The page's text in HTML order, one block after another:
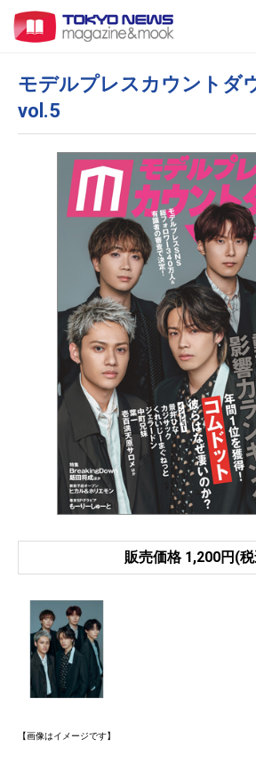
モデルプレスカウントダ
vol.5
販売価格 1,200円(
【画像はイメージです】